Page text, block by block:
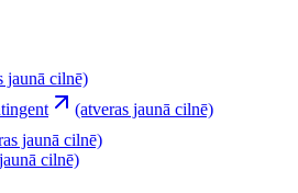
jaunā cilnē)
(atveras jaunā cilnē)
jaunā cilnē)
cilnē)